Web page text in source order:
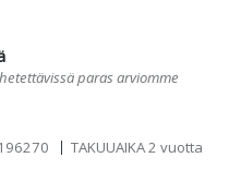
paras arviomme
TAKUUAIKA 2 vuotta